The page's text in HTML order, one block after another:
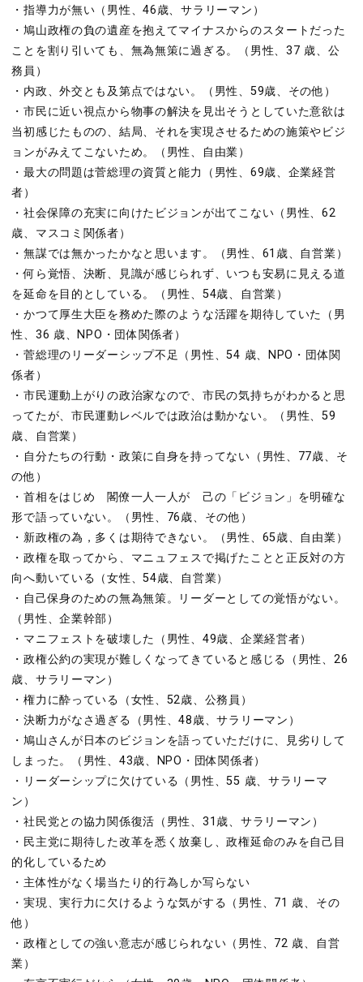
・指導力が無い（男性、46歳、サラリーマン）
・鳩山政権の負の遺産を抱えてマイナスからのスタートだった
ことを割り引いても、無為無策に過ぎる。（男性、37 歳、公
務員）
・内政、外交とも及第点ではない。（男性、59歳、その他）
・市民に近い視点から物事の解決を見出そうとしていた意欲は
当初感じたものの、結局、それを実現させるための施策やビジ
ョンがみえてこないため。（男性、自由業）
・最大の問題は菅総理の資質と能力（男性、69歳、企業経営
者）
・社会保障の充実に向けたビジョンが出てこない（男性、62
歳、マスコミ関係者）
・無謀では無かったかなと思います。（男性、61歳、自営業）
・何ら覚悟、決断、見識が感じられず、いつも安易に見える道
を延命を目的としている。（男性、54歳、自営業）
・かつて厚生大臣を務めた際のような活躍を期待していた（男
性、36 歳、NPO・団体関係者）
・菅総理のリーダーシップ不足（男性、54 歳、NPO・団体関
係者）
・市民運動上がりの政治家なので、市民の気持ちがわかると思
ってたが、市民運動レベルでは政治は動かない。（男性、59
歳、自営業）
・自分たちの行動・政策に自身を持ってない（男性、77歳、そ
の他）
・首相をはじめ 閣僚一人一人が 己の「ビジョン」を明確な
形で語っていない。（男性、76歳、その他）
・新政権の為，多くは期待できない。（男性、65歳、自由業）
・政権を取ってから、マニュフェスで掲げたことと正反対の方
向へ動いている（女性、54歳、自営業）
・自己保身のための無為無策。リーダーとしての覚悟がない。
（男性、企業幹部）
・マニフェストを破壊した（男性、49歳、企業経営者）
・政権公約の実現が難しくなってきていると感じる（男性、26
歳、サラリーマン）
・権力に酔っている（女性、52歳、公務員）
・決断力がなさ過ぎる（男性、48歳、サラリーマン）
・鳩山さんが日本のビジョンを語っていただけに、見劣りして
しまった。（男性、43歳、NPO・団体関係者）
・リーダーシップに欠けている（男性、55 歳、サラリーマ
ン）
・社民党との協力関係復活（男性、31歳、サラリーマン）
・民主党に期待した改革を悉く放棄し、政権延命のみを自己目
的化しているため
・主体性がなく場当たり的行為しか写らない
・実現、実行力に欠けるような気がする（男性、71 歳、その
他）
・政権としての強い意志が感じられない（男性、72 歳、自営
業）